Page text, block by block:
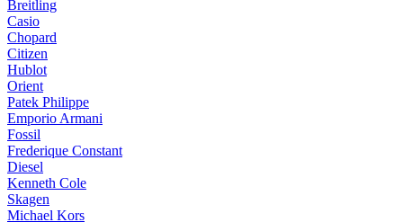
Breitling
Casio
Chopard
Citizen
Hublot
Orient
Patek Philippe
Emporio Armani
Fossil
Frederique Constant
Diesel
Kenneth Cole
Skagen
Michael Kors